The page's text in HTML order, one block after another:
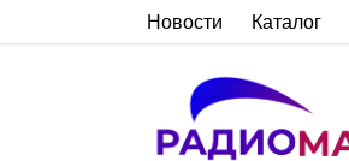
Новости Каталог